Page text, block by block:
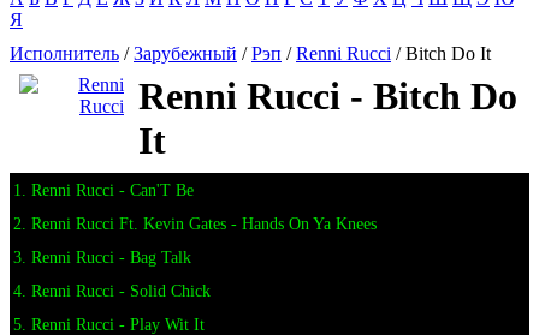
Я
Исполнитель /Зарубежный /Рэп /Renni Rucci / Bitch Do It
Renni Rucci - Bitch Do
It
1. Renni Rucci - Can'T Be
2. Renni Rucci Ft. Kevin Gates - Hands On Ya Knees
3. Renni Rucci - Bag Talk
4. Renni Rucci - Solid Chick
5. Renni Rucci - Play Wit It